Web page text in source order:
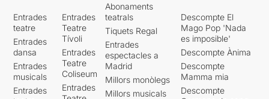
Entrades
teatre
Entrades
dansa
Entrades
musicals
Entrades
Entrades
Teatre
Tívoli
Entrades
Teatre
Coliseum
Entrades
Abonaments
teatrals
Tiquets Regal
Entrades
espectacles a
Madrid
Millors monòlegs
Millors musicals
Descompte El
Mago Pop 'Nada
es imposible'
Descompte Ànima
Descompte
Mamma mia
Descompte